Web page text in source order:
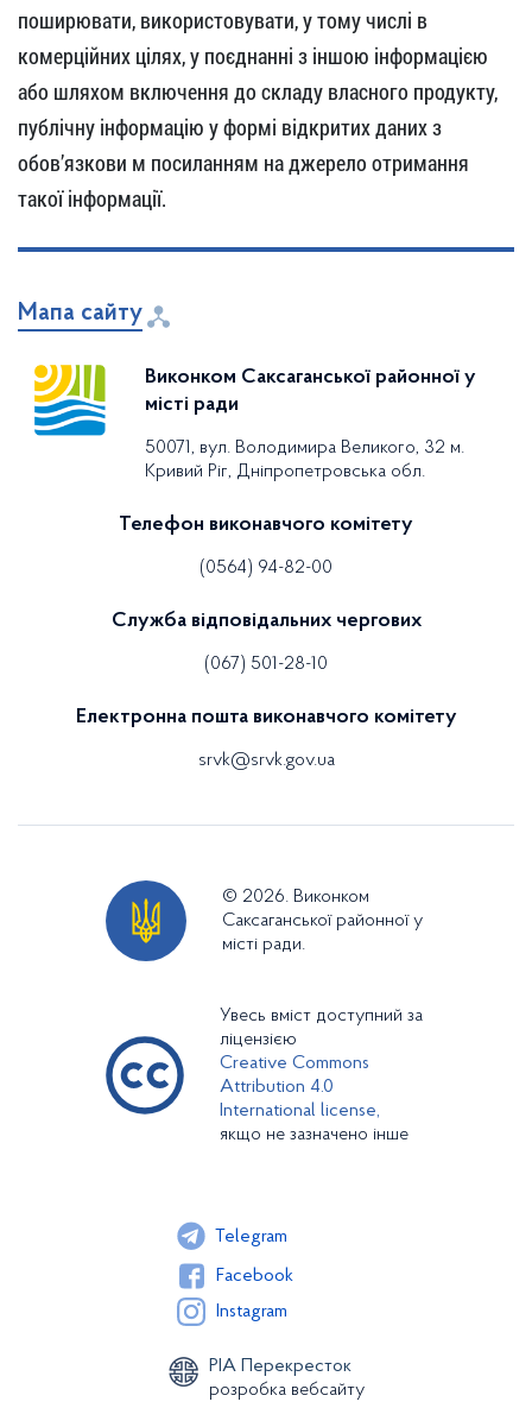
поширювати, використовувати, у тому числі в
комерційних цілях, у поєднанні з іншою інформацією
або шляхом включення до складу власного продукту,
публічну інформацію у формі відкритих даних з
обов’язкови м посиланням на джерело отримання
такої інформації.
Мапа сайту
Виконком Саксаганської районної у
місті ради
50071, вул. Володимира Великого, 32 м.
Кривий Ріг, Дніпропетровська обл.
Телефон виконавчого комітету
(0564) 94-82-00
Служба відповідальних чергових
(067) 501-28-10
Електронна пошта виконавчого комітету
srvk@srvk.gov.ua
© 2026. Виконком
Саксаганської районної у
місті ради.
Увесь вміст доступний за
ліцензією
Creative Commons
Attribution 4.0
International license,
якщо не зазначено інше
Telegram
Facebook
Instagram
РІА Перекресток
розробка вебсайту